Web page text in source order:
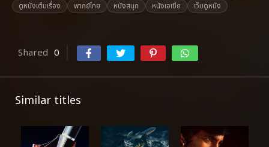
ดูหนังเต็มเรื่อง
พากย์ไทย หนังสนุก หนังเอเชีย เว็บดูหนัง
Shared 0
Similar titles